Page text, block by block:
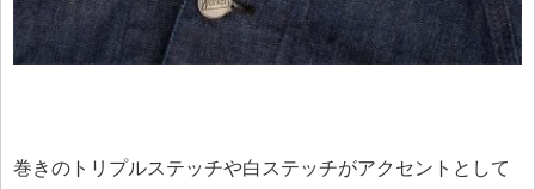
巻きのトリプルステッチや白ステッチがアクセントとして